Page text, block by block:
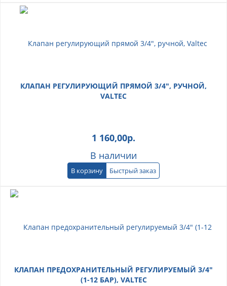
КЛАПАН РЕГУЛИРУЮЩИЙ ПРЯМОЙ 3/4", РУЧНОЙ,
VALTEC
1 160,00р.
В наличии
В корзину Быстрый заказ
КЛАПАН ПРЕДОХРАНИТЕЛЬНЫЙ РЕГУЛИРУЕМЫЙ 3/4"
(1-12 БАР), VALTEC